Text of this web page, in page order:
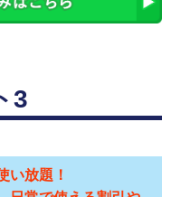
3
い放題！